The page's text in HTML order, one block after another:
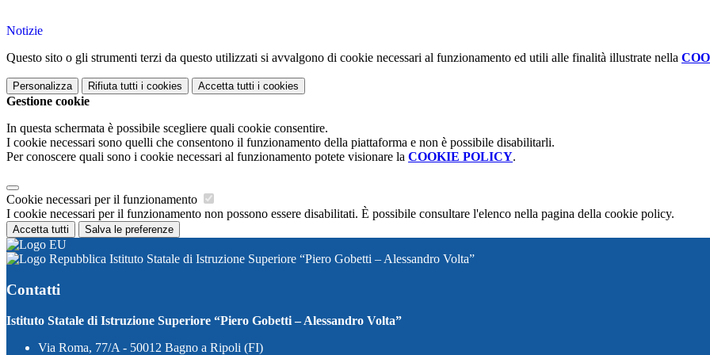
Notizie
Questo sito o gli strumenti terzi da questo utilizzati si avvalgono di cookie necessari al funzionamento ed utili alle finalità illustrate nella
Personalizza Rifiuta tutti i cookies Accetta tutti i cookies
Gestione cookie
In questa schermata è possibile scegliere quali cookie consentire.
I cookie necessari sono quelli che consentono il funzionamento della piattaforma e non è possibile disabilitarli.
Per conoscere quali sono i cookie necessari al funzionamento potete visionare la COOKIE POLICY.
Cookie necessari per il funzionamento
I cookie necessari per il funzionamento non possono essere disabilitati. È possibile consultare l'elenco nella pagina della cookie policy.
Accetta tutti Salva le preferenze
Istituto Statale di Istruzione Superiore “Piero Gobetti – Alessandro Volta”
Contatti
Istituto Statale di Istruzione Superiore “Piero Gobetti – Alessandro Volta”
Via Roma, 77/A - 50012 Bagno a Ripoli (FI)